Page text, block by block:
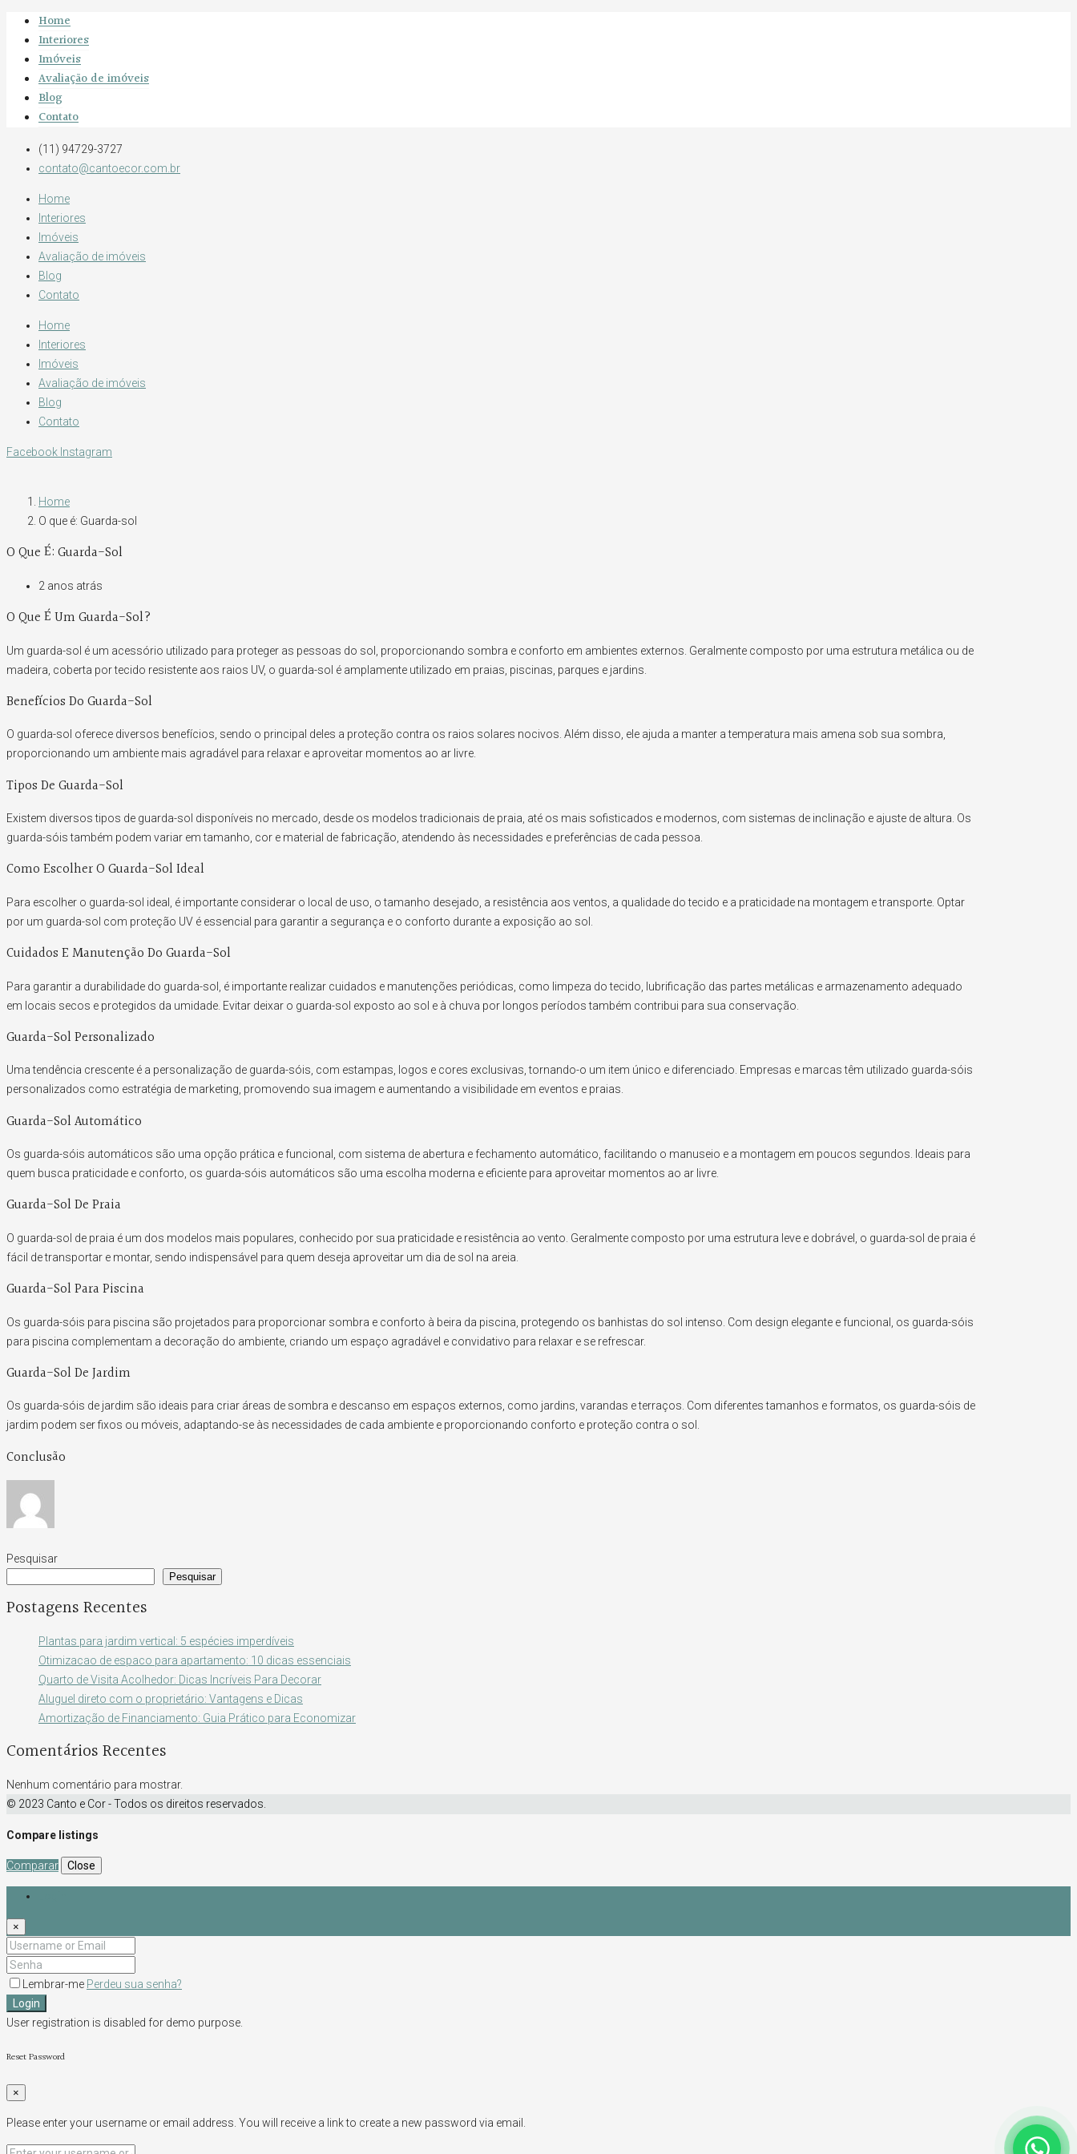
Home
Interiores
Imóveis
Avaliação de imóveis
Blog
Contato
(11) 94729-3727
contato@cantoecor.com.br
Home
Interiores
Imóveis
Avaliação de imóveis
Blog
Contato
Home
Interiores
Imóveis
Avaliação de imóveis
Blog
Contato
Facebook Instagram
Home
O que é: Guarda-sol
O Que É: Guarda-Sol
2 anos atrás
O Que É Um Guarda-Sol?
Um guarda-sol é um acessório utilizado para proteger as pessoas do sol, proporcionando sombra e conforto em ambientes externos. Geralmente composto por uma estrutura metálica ou de
madeira, coberta por tecido resistente aos raios UV, o guarda-sol é amplamente utilizado em praias, piscinas, parques e jardins.
Benefícios Do Guarda-Sol
O guarda-sol oferece diversos benefícios, sendo o principal deles a proteção contra os raios solares nocivos. Além disso, ele ajuda a manter a temperatura mais amena sob sua sombra,
proporcionando um ambiente mais agradável para relaxar e aproveitar momentos ao ar livre.
Tipos De Guarda-Sol
Existem diversos tipos de guarda-sol disponíveis no mercado, desde os modelos tradicionais de praia, até os mais sofisticados e modernos, com sistemas de inclinação e ajuste de altura. Os
guarda-sóis também podem variar em tamanho, cor e material de fabricação, atendendo às necessidades e preferências de cada pessoa.
Como Escolher O Guarda-Sol Ideal
Para escolher o guarda-sol ideal, é importante considerar o local de uso, o tamanho desejado, a resistência aos ventos, a qualidade do tecido e a praticidade na montagem e transporte. Optar
por um guarda-sol com proteção UV é essencial para garantir a segurança e o conforto durante a exposição ao sol.
Cuidados E Manutenção Do Guarda-Sol
Para garantir a durabilidade do guarda-sol, é importante realizar cuidados e manutenções periódicas, como limpeza do tecido, lubrificação das partes metálicas e armazenamento adequado
em locais secos e protegidos da umidade. Evitar deixar o guarda-sol exposto ao sol e à chuva por longos períodos também contribui para sua conservação.
Guarda-Sol Personalizado
Uma tendência crescente é a personalização de guarda-sóis, com estampas, logos e cores exclusivas, tornando-o um item único e diferenciado. Empresas e marcas têm utilizado guarda-sóis
personalizados como estratégia de marketing, promovendo sua imagem e aumentando a visibilidade em eventos e praias.
Guarda-Sol Automático
Os guarda-sóis automáticos são uma opção prática e funcional, com sistema de abertura e fechamento automático, facilitando o manuseio e a montagem em poucos segundos. Ideais para
quem busca praticidade e conforto, os guarda-sóis automáticos são uma escolha moderna e eficiente para aproveitar momentos ao ar livre.
Guarda-Sol De Praia
O guarda-sol de praia é um dos modelos mais populares, conhecido por sua praticidade e resistência ao vento. Geralmente composto por uma estrutura leve e dobrável, o guarda-sol de praia é
fácil de transportar e montar, sendo indispensável para quem deseja aproveitar um dia de sol na areia.
Guarda-Sol Para Piscina
Os guarda-sóis para piscina são projetados para proporcionar sombra e conforto à beira da piscina, protegendo os banhistas do sol intenso. Com design elegante e funcional, os guarda-sóis
para piscina complementam a decoração do ambiente, criando um espaço agradável e convidativo para relaxar e se refrescar.
Guarda-Sol De Jardim
Os guarda-sóis de jardim são ideais para criar áreas de sombra e descanso em espaços externos, como jardins, varandas e terraços. Com diferentes tamanhos e formatos, os guarda-sóis de
jardim podem ser fixos ou móveis, adaptando-se às necessidades de cada ambiente e proporcionando conforto e proteção contra o sol.
Conclusão
Pesquisar
Pesquisar
Postagens Recentes
Plantas para jardim vertical: 5 espécies imperdíveis
Otimizacao de espaco para apartamento: 10 dicas essenciais
Quarto de Visita Acolhedor: Dicas Incríveis Para Decorar
Aluguel direto com o proprietário: Vantagens e Dicas
Amortização de Financiamento: Guia Prático para Economizar
Comentários Recentes
Nenhum comentário para mostrar.
© 2023 Canto e Cor - Todos os direitos reservados.
Compare listings
Comparar Close
×
Lembrar-me Perdeu sua senha?
Login
User registration is disabled for demo purpose.
Reset Password
×
Please enter your username or email address. You will receive a link to create a new password via email.